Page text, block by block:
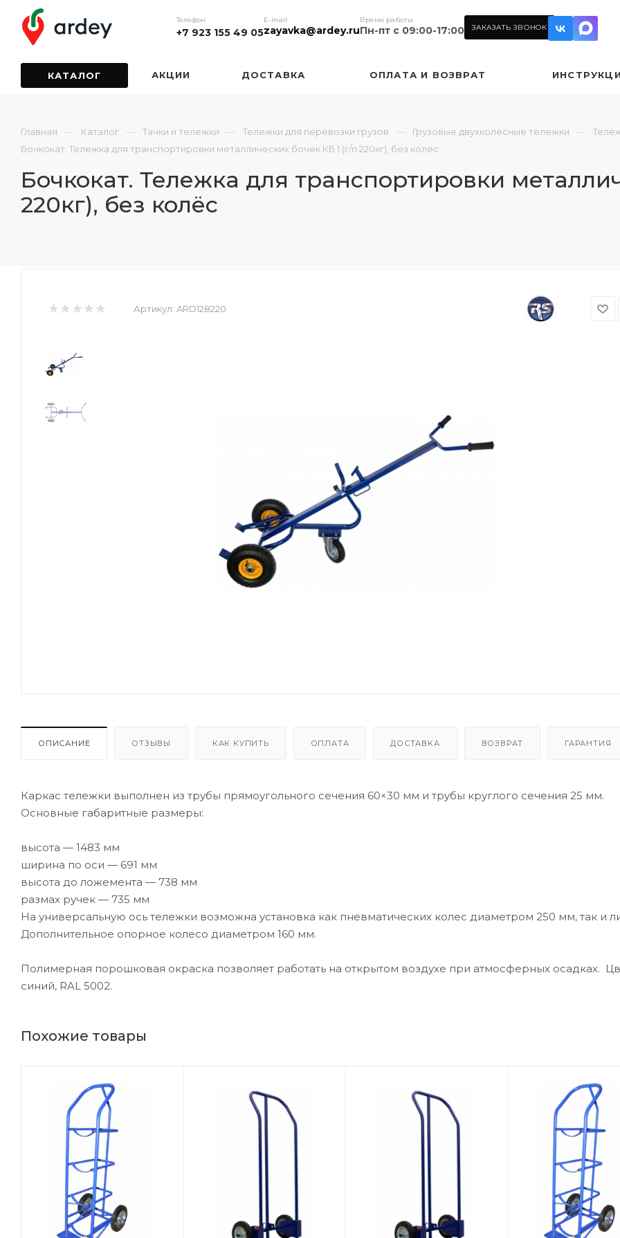
Телефон
+7 923 155 49 05
E-mail
zayavka@ardey.ru
Время работы
Пн-пт с 09:00-17:00 ЗАКАЗАТЬ ЗВОНОК
КАТАЛОГ АКЦИИ ДОСТАВКА ОПЛАТА И ВОЗВРАТ
Главная — Каталог — Тачки и тележки — Тележки для перевозки грузов — Грузовые двухколесные тележки —
Бочкокат. Тележка для транспортировки металлических бочек КБ 1 (г/п 220кг), без колёс
Бочкокат. Тележка для транспортировки
220кг), без колёс
Артикул: ARD128220
ОПИСАНИЕ ОТЗЫВЫ КАК КУПИТЬ ОПЛАТА ДОСТАВКА ВОЗВРАТ ГАРАНТИЯ
Каркас тележки выполнен из трубы прямоугольного сечения 60×30 мм и трубы круглого сечения 25 мм.
Основные габаритные размеры:
высота — 1483 мм
ширина по оси — 691 мм
высота до ложемента — 738 мм
размах ручек — 735 мм
На универсальную ось тележки возможна установка как пневматических колес диаметром 250 мм, так и
Дополнительное опорное колесо диаметром 160 мм.
Полимерная порошковая окраска позволяет работать на открытом воздухе при атмосферных осадках.
синий, RAL 5002.
Похожие товары